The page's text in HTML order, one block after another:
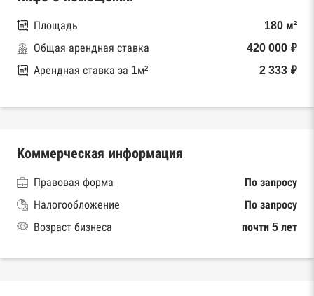
Площадь
180 м²
Общая арендная ставка
420 000 ₽
Арендная ставка за 1м²
2 333 ₽
Коммерческая информация
Правовая форма
По запросу
Налогообложение
По запросу
Возраст бизнеса
почти 5 лет